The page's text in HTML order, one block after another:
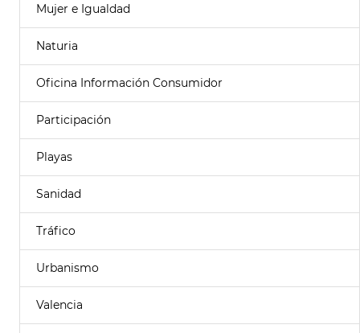
Mujer e Igualdad
Naturia
Oficina Información Consumidor
Participación
Playas
Sanidad
Tráfico
Urbanismo
Valencia